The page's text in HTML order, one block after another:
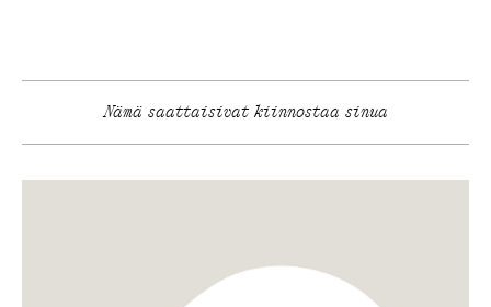
Nämä saattaisivat kiinnostaa sinua